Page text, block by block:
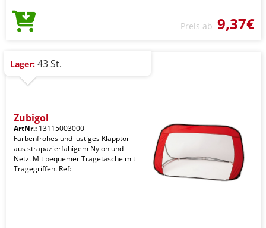
Preis ab 9,37€
Lager: 43 St.
Zubigol
ArtNr.: 13115003000
Farbenfrohes und lustiges Klapptor
aus strapazierfähigem Nylon und
Netz. Mit bequemer Tragetasche mit
Tragegriffen. Ref: